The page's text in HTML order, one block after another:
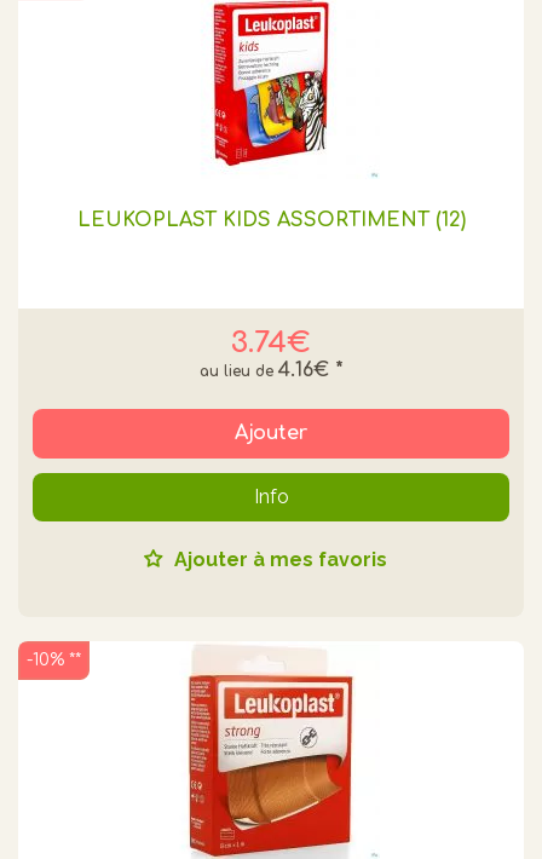
LEUKOPLAST KIDS ASSORTIMENT (12)
3.74€
4.16€ *
Ajouter
Info
Ajouter à mes favoris
-10% **